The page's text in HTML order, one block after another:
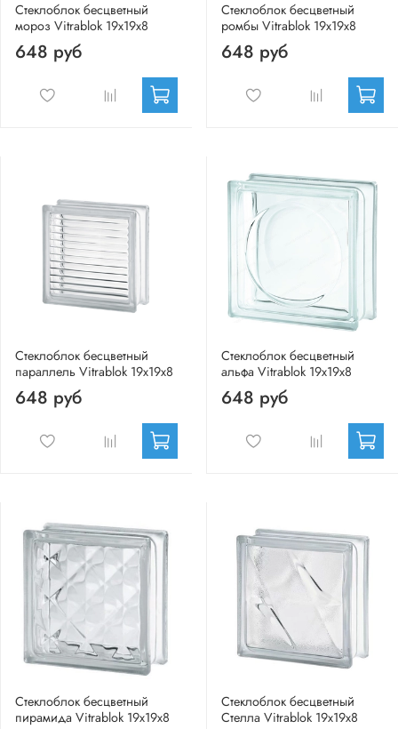
Стеклоблок бесцветный
мороз Vitrablok 19х19х8
648 руб
Стеклоблок бесцветный
ромбы Vitrablok 19х19х8
648 руб
Стеклоблок бесцветный
параллель Vitrablok 19х19х8
648 руб
Стеклоблок бесцветный
альфа Vitrablok 19х19х8
648 руб
Стеклоблок бесцветный
пирамида Vitrablok 19х19х8
Стеклоблок бесцветный
Стелла Vitrablok 19х19х8